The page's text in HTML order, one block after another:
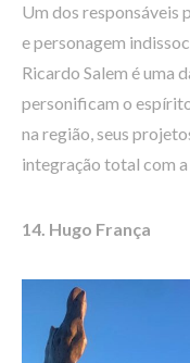
Um dos responsáveis
e personagem
Ricardo Salem é uma
personificam o
na região, seus
integração total com
14. Hugo França